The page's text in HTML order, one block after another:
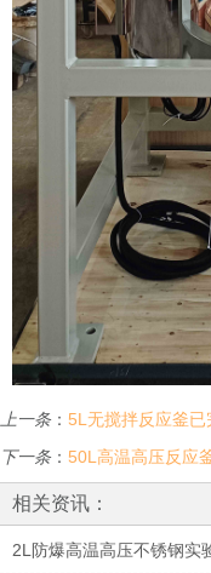
上一条： 5L无搅拌反应釜已
下一条： 50L高温高压反应
相关资讯：
2L防爆高温高压不锈钢实